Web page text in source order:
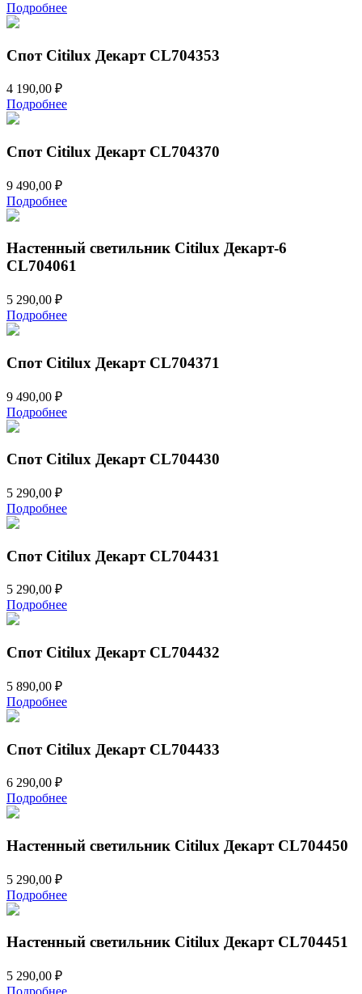
Подробнее
Спот Citilux Декарт CL704353
4 190,00 ₽
Подробнее
Спот Citilux Декарт CL704370
9 490,00 ₽
Подробнее
Настенный светильник Citilux Декарт-6
CL704061
5 290,00 ₽
Подробнее
Спот Citilux Декарт CL704371
9 490,00 ₽
Подробнее
Спот Citilux Декарт CL704430
5 290,00 ₽
Подробнее
Спот Citilux Декарт CL704431
5 290,00 ₽
Подробнее
Спот Citilux Декарт CL704432
5 890,00 ₽
Подробнее
Спот Citilux Декарт CL704433
6 290,00 ₽
Подробнее
Настенный светильник Citilux Декарт CL704450
5 290,00 ₽
Подробнее
Настенный светильник Citilux Декарт CL704451
5 290,00 ₽